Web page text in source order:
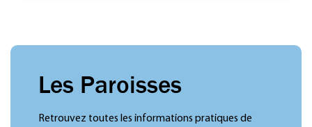
Les Paroisses
Retrouvez toutes les informations pratiques de